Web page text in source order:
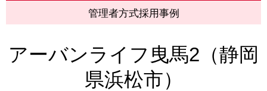
管理者方式採用事例
アーバンライフ曳馬2（静岡
県浜松市）